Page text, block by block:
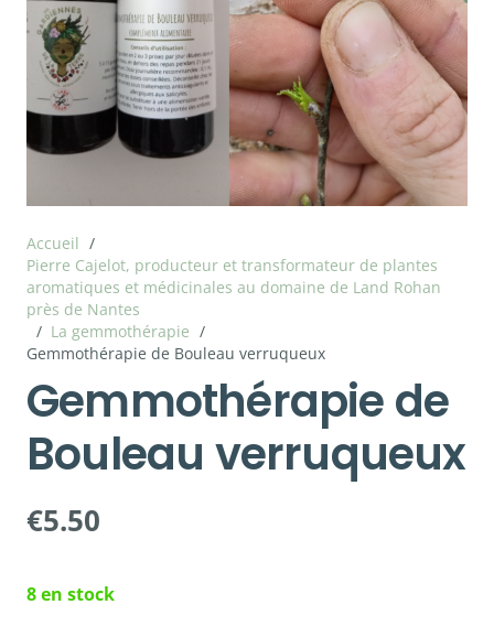
Accueil /
Pierre Cajelot, producteur et transformateur de plantes
aromatiques et médicinales au domaine de Land Rohan
près de Nantes
/ La gemmothérapie /
Gemmothérapie de Bouleau verruqueux
Gemmothérapie de
Bouleau verruqueux
€5.50
8 en stock